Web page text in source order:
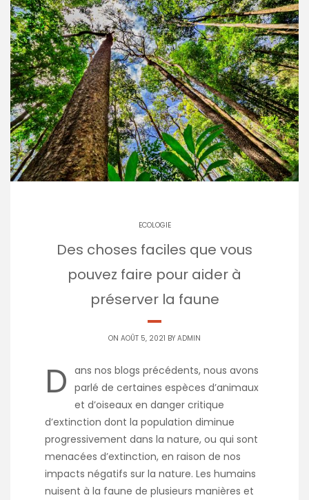
ECOLOGIE
Des choses faciles que vous
pouvez faire pour aider à
préserver la faune
ON AOÛT 5, 2021 BY ADMIN
D ans nos blogs précédents, nous avons
parlé de certaines espèces d’animaux
et d’oiseaux en danger critique
d’extinction dont la population diminue
progressivement dans la nature, ou qui sont
menacées d’extinction, en raison de nos
impacts négatifs sur la nature. Les humains
nuisent à la faune de plusieurs manières et